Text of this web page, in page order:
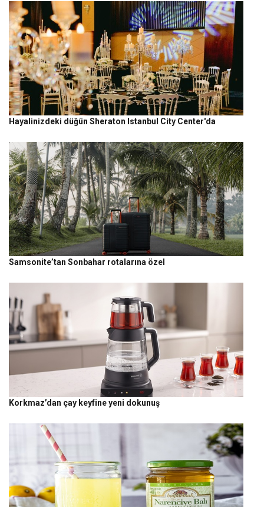
Hayalinizdeki düğün Sheraton Istanbul City Center'da
Samsonite’tan Sonbahar rotalarına özel
Korkmaz’dan çay keyfine yeni dokunuş